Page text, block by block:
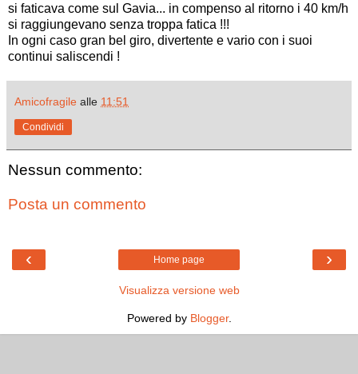
si faticava come sul Gavia... in compenso al ritorno i 40 km/h
si raggiungevano senza troppa fatica !!!
In ogni caso gran bel giro, divertente e vario con i suoi
continui saliscendi !
Amicofragile alle 11:51
Condividi
Nessun commento:
Posta un commento
‹ ›
Home page
Visualizza versione web
Powered by Blogger.